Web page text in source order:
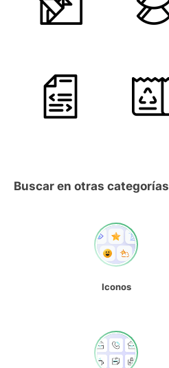
Buscar en otras categorías
Iconos